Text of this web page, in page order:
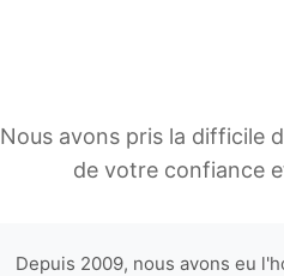
Nous avons pris la difficile
de votre confiance
Depuis 2009, nous avons eu